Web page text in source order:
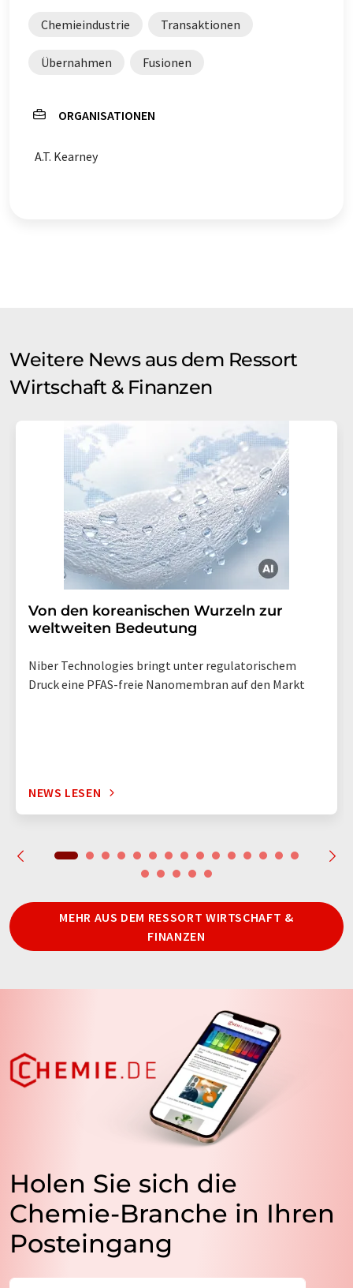
Chemieindustrie Transaktionen
Übernahmen Fusionen
ORGANISATIONEN
A.T. Kearney
Weitere News aus dem Ressort
Wirtschaft & Finanzen
Von den koreanischen Wurzeln zur
weltweiten Bedeutung
Niber Technologies bringt unter regulatorischem
Druck eine PFAS-freie Nanomembran auf den Markt
NEWS LESEN
MEHR AUS DEM RESSORT WIRTSCHAFT &
FINANZEN
Holen Sie sich die
Chemie-Branche in Ihren
Posteingang